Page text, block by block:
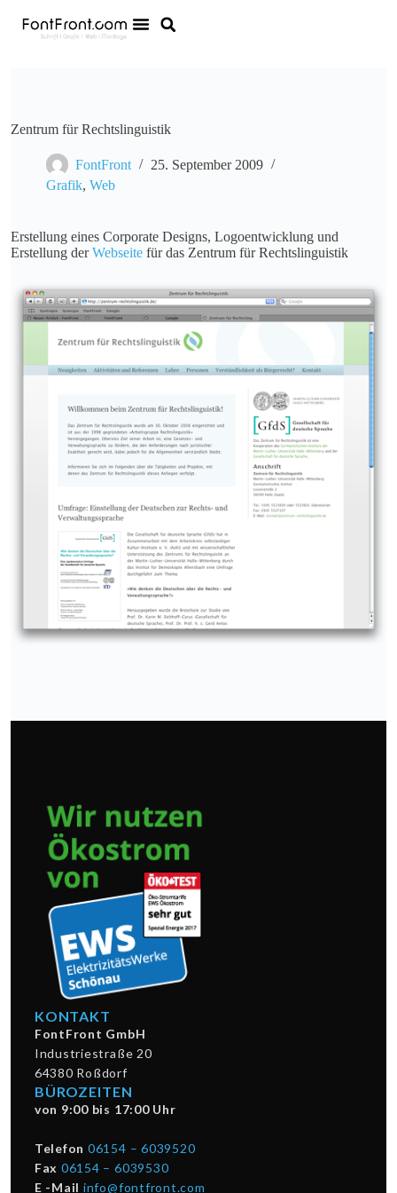
Zentrum für Rechtslinguistik
FontFront
25. September 2009
Grafik, Web
Erstellung eines Corporate Designs, Logoentwicklung und
Erstellung derWebseite für das Zentrum für Rechtslinguistik
KONTAKT
FontFront GmbH
Industriestraße 20
64380 Roßdorf
BÜROZEITEN
von 9:00 bis 17:00 Uhr
Telefon 06154 – 6039520
Fax 06154 – 6039530
E -Mail info@fontfront.com